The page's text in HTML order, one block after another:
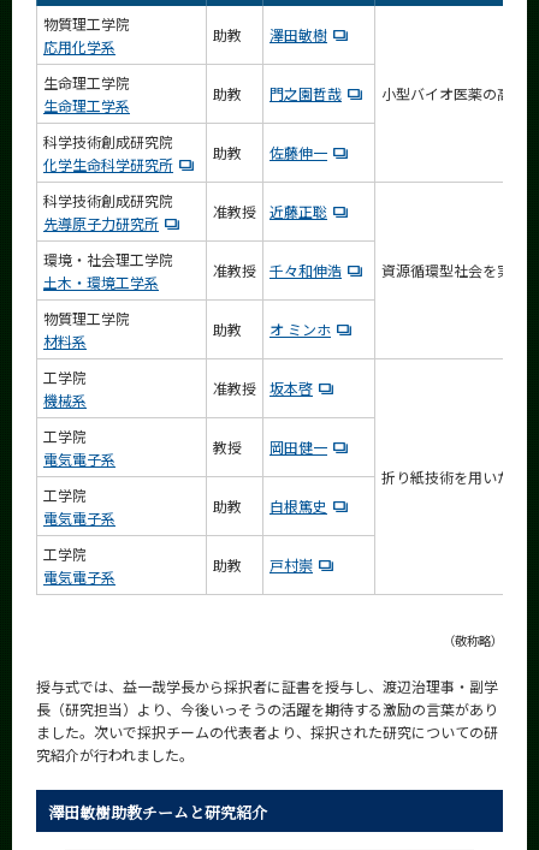
物質理工学院
応用化学系
助教 澤田敏樹
小型バイオ医薬の高精
生命理工学院
生命理工学系
助教 門之園哲哉
科学技術創成研究院
化学生命科学研究所
助教 佐藤伸一
科学技術創成研究院
先導原子力研究所
准教授 近藤正聡
資源循環型社会を実現
環境・社会理工学院
土木・環境工学系
准教授 千々和伸浩
物質理工学院
材料系
助教 オ ミンホ
工学院
機械系
准教授 坂本啓
折り紙技術を用いた展
工学院
電気電子系
教授 岡田健一
工学院
電気電子系
助教 白根篤史
工学院
電気電子系
助教 戸村崇
（敬称略）
授与式では、益一哉学長から採択者に証書を授与し、渡辺治理事・副学
長（研究担当）より、今後いっそうの活躍を期待する激励の言葉があり
ました。次いで採択チームの代表者より、採択された研究についての研
究紹介が行われました。
澤田敏樹助教チームと研究紹介